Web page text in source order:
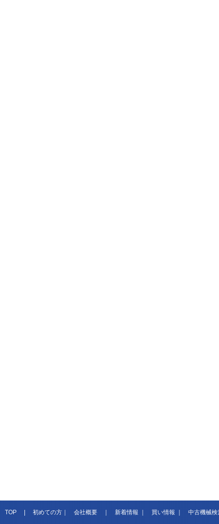
TOP|初めての方｜会社概要｜新着情報｜買い情報｜中古機械検